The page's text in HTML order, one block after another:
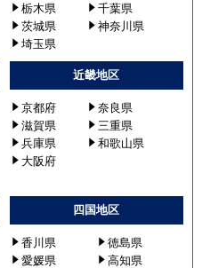
栃木県
千葉県
茨城県
神奈川県
埼玉県
近畿地区
京都府
奈良県
滋賀県
三重県
兵庫県
和歌山県
大阪府
四国地区
香川県
徳島県
愛媛県
高知県